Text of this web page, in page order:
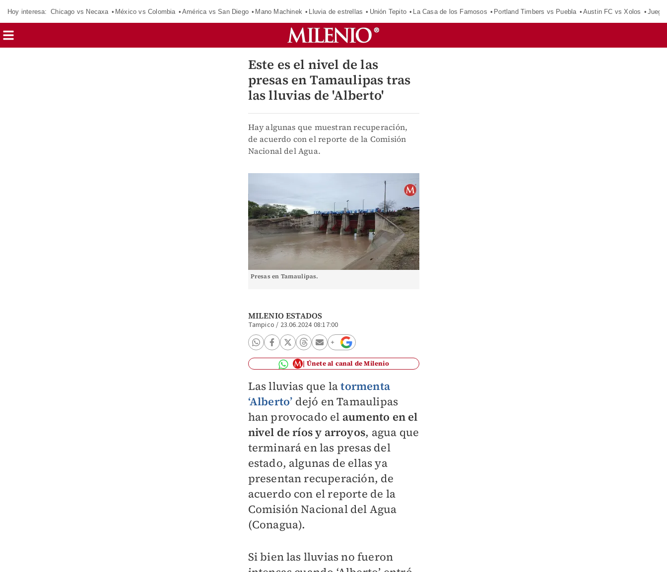
Hoy interesa: Chicago vs Necaxa México vs Colombia América vs San Diego Mano Machinek Lluvia de estrellas Unión Tepito La Casa de los Famosos Portland Timbers vs Puebla Austin FC vs Xolos
Este es el nivel de las
presas en Tamaulipas tras
las lluvias de 'Alberto'
Hay algunas que muestran recuperación,
de acuerdo con el reporte de la Comisión
Nacional del Agua.
Presas en Tamaulipas.
MILENIO ESTADOS
Tampico / 23.06.2024 08:17:00
Únete al canal de Milenio
Las lluvias que latormenta
‘Alberto’ dejó en Tamaulipas
han provocado el aumento en el
nivel de ríos y arroyos, agua que
terminará en las presas del
estado, algunas de ellas ya
presentan recuperación, de
acuerdo con el reporte de la
Comisión Nacional del Agua
(Conagua).
Si bien las lluvias no fueron